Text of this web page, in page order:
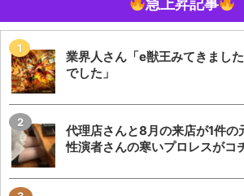
急上昇記事
業界人さん「e獣王みてきまし
でした」
代理店さんと8月の来店が1件の
性演者さんの寒いプロレスがコ